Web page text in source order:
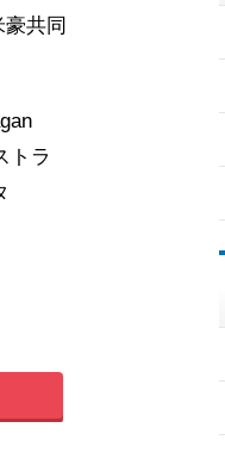
共同
トラ